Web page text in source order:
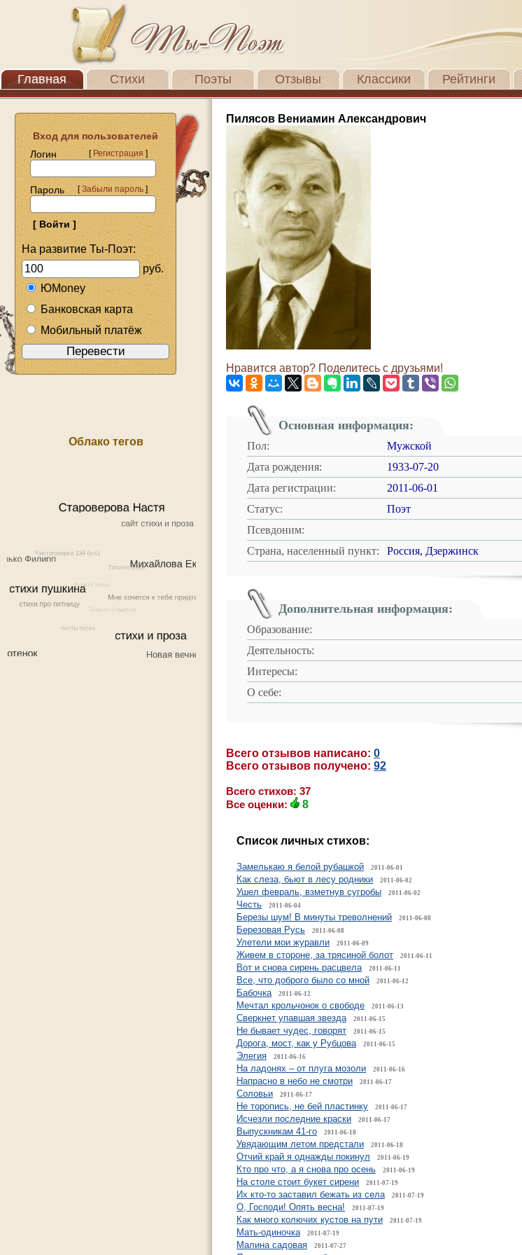
Главная Стихи Поэты Отзывы Классики Рейтинги
Вход для пользователей
Логин
[Регистрация]
Пароль [Забыли пароль]
На развитие Ты-Поэт:
руб.
ЮMoney
Банковская карта
Мобильный платёж
Облако тегов
Пилясов Вениамин Александрович
Нравится автор? Поделитесь с друзьями!
Основная информация:
Пол:
Мужской
Дата рождения:
1933-07-20
Дата регистрации:
2011-06-01
Статус:
Поэт
Псевдоним:
Страна, населенный пункт:
Россия, Дзержинск
Дополнительная информация:
Образование:
Деятельность:
Интересы:
О себе:
Всего отзывов написано: 0
Всего отзывов получено: 92
Всего стихов: 37
Все оценки:
8
Список личных стихов:
Замелькаю я белой рубашкой 2011-06-01
Как слеза, бьют в лесу родники 2011-06-02
Ушел февраль, взметнув сугробы 2011-06-02
Честь 2011-06-04
Березы шум! В минуты треволнений 2011-06-08
Березовая Русь 2011-06-08
Улетели мои журавли 2011-06-09
Живем в стороне, за трясиной болот 2011-06-11
Вот и снова сирень расцвела 2011-06-11
Все, что доброго было со мной 2011-06-12
Бабочка 2011-06-12
Мечтал крольчонок о свободе 2011-06-13
Сверкнет упавшая звезда 2011-06-15
Не бывает чудес, говорят 2011-06-15
Дорога, мост, как у Рубцова 2011-06-15
Элегия 2011-06-16
На ладонях – от плуга мозоли 2011-06-16
Напрасно в небо не смотри 2011-06-17
Соловьи 2011-06-17
Не торопись, не бей пластинку 2011-06-17
Исчезли последние краски 2011-06-17
Выпускникам 41-го 2011-06-18
Увядающим летом предстали 2011-06-18
Отчий край я однажды покинул 2011-06-19
Кто про что, а я снова про осень 2011-06-19
На столе стоит букет сирени 2011-07-19
Их кто-то заставил бежать из села 2011-07-19
О, Господи! Опять весна! 2011-07-19
Как много колючих кустов на пути 2011-07-19
Мать-одиночка 2011-07-19
Малина садовая 2011-07-27